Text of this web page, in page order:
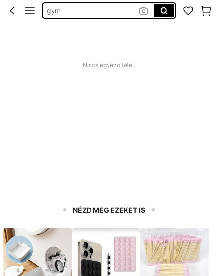
edzős szett
Nincs egyező tétel.
NÉZD MEG EZEKET IS